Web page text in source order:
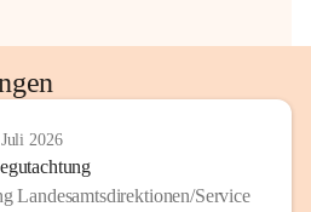
2026
Landesamtsdirektionen/Service